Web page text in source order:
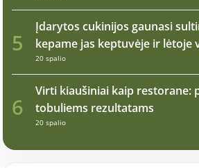
5
Įdarytos cukinijos gaunasi
kepame jas keptuvėje ir lėtoje
20 spalio
6
Virti kiaušiniai kaip restorane:
tobuliems rezultatams
20 spalio